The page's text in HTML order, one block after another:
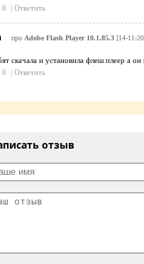
6 | Ответить
про Adobe Flash Player 10.1.85.3[14-11-
скачала и установила флеш плеер а
6 | Ответить
отзыв